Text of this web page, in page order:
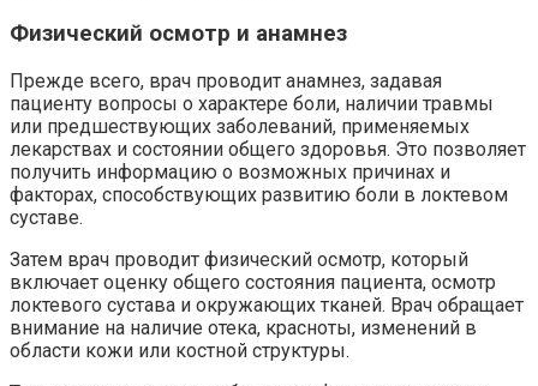
Физический осмотр и анамнез
Прежде всего, врач проводит анамнез, задавая
пациенту вопросы о характере боли, наличии травмы
или предшествующих заболеваний, применяемых
лекарствах и состоянии общего здоровья. Это позволяет
получить информацию о возможных причинах и
факторах, способствующих развитию боли в локтевом
суставе.
Затем врач проводит физический осмотр, который
включает оценку общего состояния пациента, осмотр
локтевого сустава и окружающих тканей. Врач обращает
внимание на наличие отека, красноты, изменений в
области кожи или костной структуры.